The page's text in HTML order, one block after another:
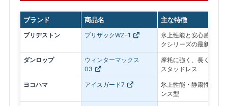
ブランド 商品名 主な特徴
ブリヂストン ブリザックWZ-1
氷上性能と安心感を最
クシリーズの最新モデル
ダンロップ
ウィンターマックス
03
摩耗に強く、長く使い
スタッドレス
ヨコハマ アイスガード7
氷上性能・静粛性・ロ
ンス型